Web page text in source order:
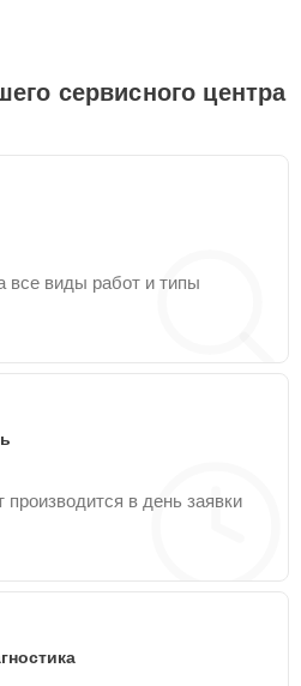
сервисного центра
все виды работ и типы
в день заявки